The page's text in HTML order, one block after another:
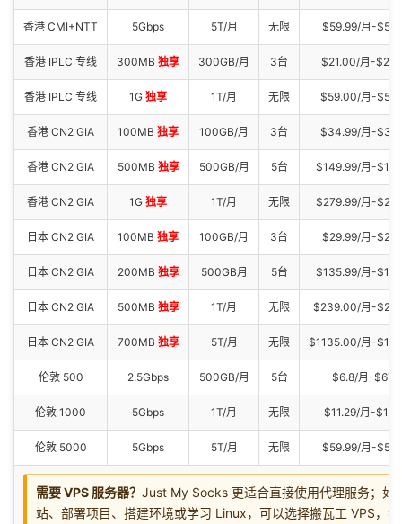
香港 CMI+NTT 5Gbps 5T/月 无限 $59.99/月-
香港 IPLC 专线 300MB 独享 300GB/月 3台 $21.00/月-
香港 IPLC 专线 1G 独享 1T/月 无限 $59.00/月-
香港 CN2 GIA 100MB 独享 100GB/月 3台 $34.99/月-
香港 CN2 GIA 500MB 独享 500GB/月 5台 $149.99/月-
香港 CN2 GIA 1G 独享 1T/月 无限 $279.99/月-
日本 CN2 GIA 100MB 独享 100GB/月 3台 $29.99/月-
日本 CN2 GIA 200MB 独享 500GB月 5台 $135.99/月-
日本 CN2 GIA 500MB 独享 1T/月 无限 $239.00/月-
日本 CN2 GIA 700MB 独享 5T/月 无限 $1135.00/月-
伦敦 500 2.5Gbps 500GB/月 5台 $6.8/月-
伦敦 1000 5Gbps 1T/月 无限 $11.29/月-
伦敦 5000 5Gbps 5T/月 无限 $59.99/月-
需要 VPS 服务器？ Just My Socks 更适合直接使用代理服务；如
站、部署项目、搭建环境或学习 Linux，可以选择搬瓦工 VPS，